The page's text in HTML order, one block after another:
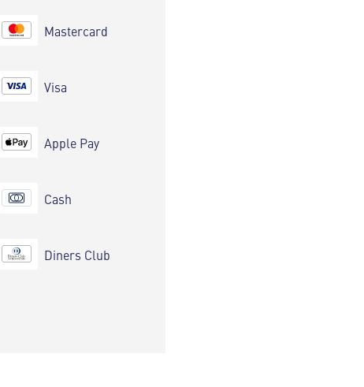
Mastercard
Visa
Apple Pay
Cash
Diners Club